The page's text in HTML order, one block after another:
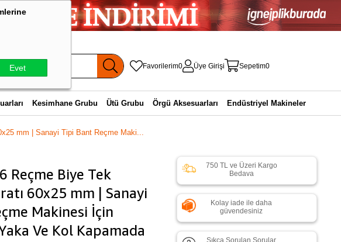
Evet Favorilerim0 Üye Girişi Sepetim0
Kesimhane Grubu Ütü Grubu Örgü Aksesuarları Endüstriyel Makineler
mm | Sanayi Tipi Bant Reçme Maki...
Reçme Biye Tek
60x25 mm | Sanayi
Makinesi İçin
Ve Kol Kapamada
750 TL ve Üzeri Kargo
Bedava
Kolay iade ile daha
güvendesiniz
Sıkça Sorulan Sorular